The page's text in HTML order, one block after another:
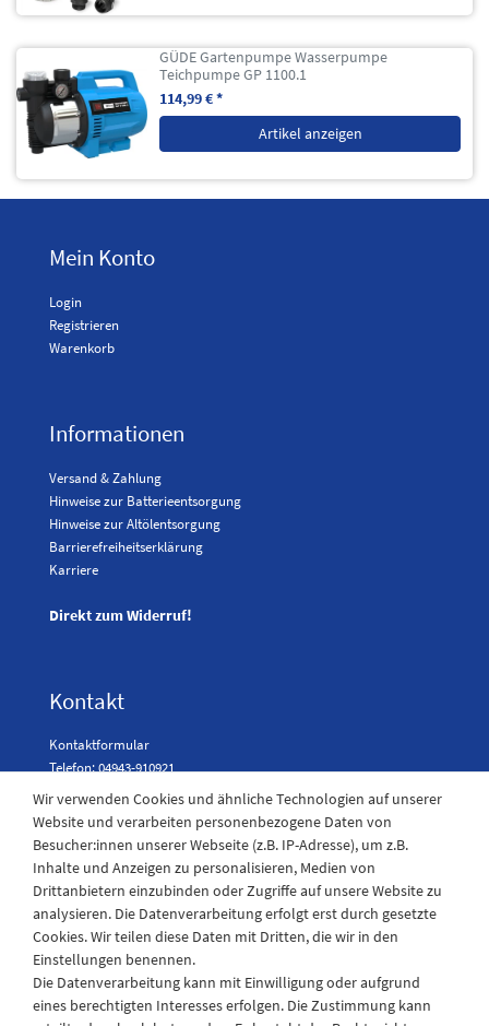
GÜDE Gartenpumpe Wasserpumpe
Teichpumpe GP 1100.1
114,99 € *
Artikel anzeigen
Mein Konto
Login
Registrieren
Warenkorb
Informationen
Versand & Zahlung
Hinweise zur Batterieentsorgung
Hinweise zur Altölentsorgung
Barrierefreiheitserklärung
Karriere
Direkt zum Widerruf!
Kontakt
Kontaktformular
Telefon: 04943-910921
Laden Öffnungszeiten
Montag - Freitag
08:30 - 12:30 und 13.00 - 17.30 Uhr
Samstags
08:30 bis 12:30 Uhr
Wir verwenden Cookies und ähnliche Technologien auf unserer
Website und verarbeiten personenbezogene Daten von
Besucher:innen unserer Webseite (z.B. IP-Adresse), um z.B.
Inhalte und Anzeigen zu personalisieren, Medien von
Drittanbietern einzubinden oder Zugriffe auf unsere Website zu
analysieren. Die Datenverarbeitung erfolgt erst durch gesetzte
Cookies. Wir teilen diese Daten mit Dritten, die wir in den
Einstellungen benennen.
Die Datenverarbeitung kann mit Einwilligung oder aufgrund
eines berechtigten Interesses erfolgen. Die Zustimmung kann